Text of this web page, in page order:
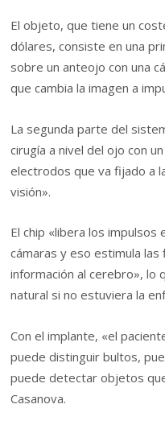
El objeto, que tiene un
dólares, consiste en una
sobre un anteojo con una
que cambia la imagen a
La segunda parte del
cirugía a nivel del ojo con
electrodos que va fijado a
visión».
El chip «libera los
cámaras y eso estimula
información al cerebro», lo
natural si no estuviera la
Con el implante, «el
puede distinguir bultos,
puede detectar objetos
Casanova.